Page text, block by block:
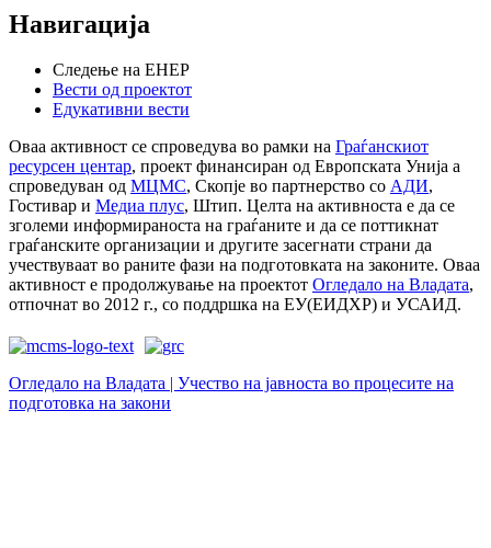
Навигација
Следење на ЕНЕР
Вести од проектот
Едукативни вести
Оваа активност се спроведува во рамки на Граѓанскиот
ресурсен центар, проект финансиран од Европската Унија а
спроведуван од МЦМС, Скопје во партнерство со АДИ,
Гостивар и Медиа плус, Штип. Целта на активноста е да се
зголеми информираноста на граѓаните и да се поттикнат
граѓанските организации и другите засегнати страни да
учествуваат во раните фази на подготовката на законите. Оваа
активност е продолжување на проектот Огледало на Владата,
отпочнат во 2012 г., со поддршка на ЕУ(ЕИДХР) и УСАИД.
Огледало на Владата | Учество на јавноста во процесите на
подготовка на закони